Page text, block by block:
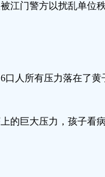
江门警方以扰乱单位
人所有压力落在了黄
的巨大压力，孩子看